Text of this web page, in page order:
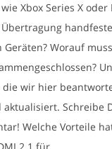
Xbox Series X oder
Worauf
die wir hier
Schreibe
Welche Vorteile